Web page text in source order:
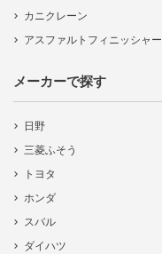
カニクレーン
アスファルトフィニッシャー
メーカーで探す
日野
三菱ふそう
トヨタ
ホンダ
スバル
ダイハツ